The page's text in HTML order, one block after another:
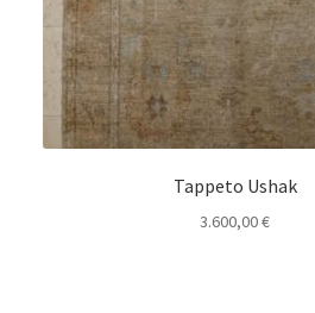
Tappeto Ushak
3.600,00€